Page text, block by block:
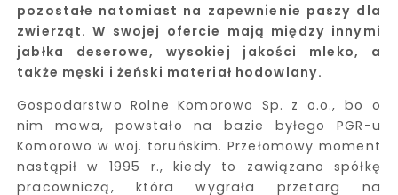
pozostałe natomiast na zapewnienie paszy dla
zwierząt. W swojej ofercie mają między innymi
jabłka deserowe, wysokiej jakości mleko, a
także męski i żeński materiał hodowlany.
Gospodarstwo Rolne Komorowo Sp. z o.o., bo o
nim mowa, powstało na bazie byłego PGR-u
Komorowo w woj. toruńskim. Przełomowy moment
nastąpił w 1995 r., kiedy to zawiązano spółkę
pracowniczą, która wygrała przetarg na